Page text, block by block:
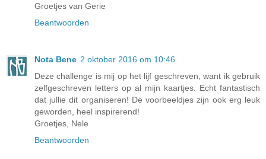
Groetjes van Gerie
Beantwoorden
Nota Bene 2 oktober 2016 om 10:46
Deze challenge is mij op het lijf geschreven, want ik gebruik
zelfgeschreven letters op al mijn kaartjes. Echt fantastisch
dat jullie dit organiseren! De voorbeeldjes zijn ook erg leuk
geworden, heel inspirerend!
Groetjes, Nele
Beantwoorden